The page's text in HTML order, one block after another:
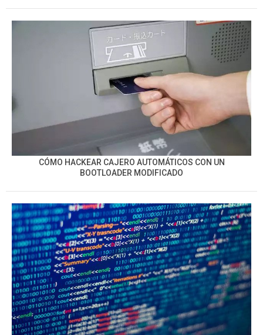
CÓMO HACKEAR CAJERO AUTOMÁTICOS CON UN
BOOTLOADER MODIFICADO